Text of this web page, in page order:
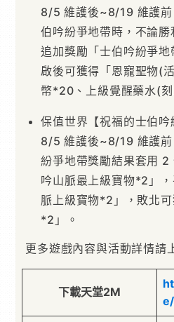
8/5 維護後~8/19 維護前
伯吟紛爭地帶時，不論
追加獎勵「士伯吟紛爭
啟後可獲得「恩寵聖物(
幣*20、上級覺醒藥水(
保值世界【祝福的士伯吟
8/5 維護後~8/19 維護前
紛爭地帶獎勵結果套用 2
吟山脈最上級寶物*2」
脈上級寶物*2」，敗北
*2」。
更多遊戲內容與活動詳情請
下載天堂2M